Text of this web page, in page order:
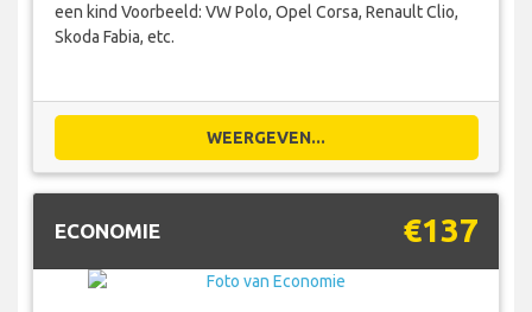
een kind Voorbeeld: VW Polo, Opel Corsa, Renault Clio,
Skoda Fabia, etc.
WEERGEVEN...
ECONOMIE €137